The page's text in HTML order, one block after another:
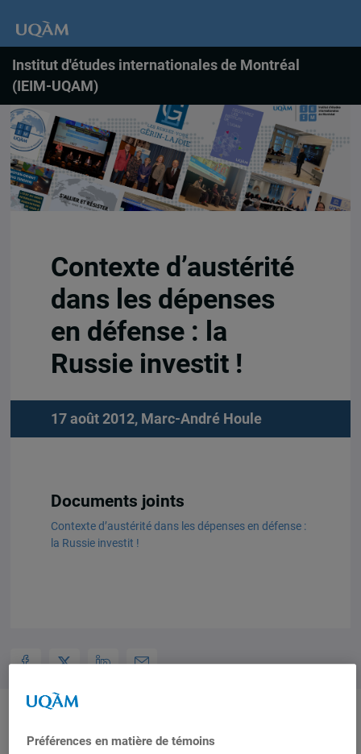
Institut d'études internationales de Montréal
(IEIM-UQAM)
Contexte d’austérité
dans les dépenses
en défense : la
Russie investit !
17 août 2012, Marc-André Houle
Documents joints
Contexte d’austérité dans les dépenses en défense :
la Russie investit !
Auteurs-trices
Préférences en matière de témoins